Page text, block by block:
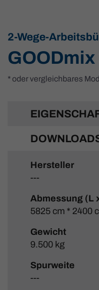
2-Wege-
GOODmix
* oder vergleichbares
Hersteller
---
Abmessung (L
5825 cm * 2400
Gewicht
9.500 kg
Spurweite
---